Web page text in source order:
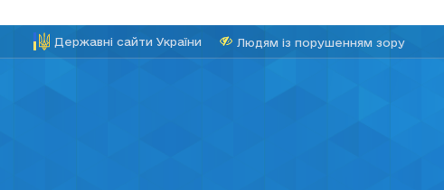
Державні сайти України Людям із порушенням зору